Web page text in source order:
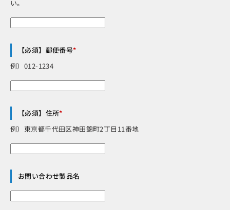
い。
【必須】郵便番号*
例）012-1234
【必須】住所*
例）東京都千代田区神田錦町2丁目11番地
お問い合わせ製品名